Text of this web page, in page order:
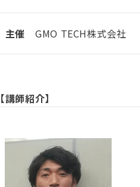
主催 GMO TECH株式会社
【講師紹介】